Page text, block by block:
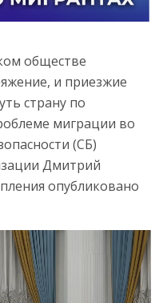
обществе
и приезжие
страну по
миграции во
(СБ)
Дмитрий
опубликовано